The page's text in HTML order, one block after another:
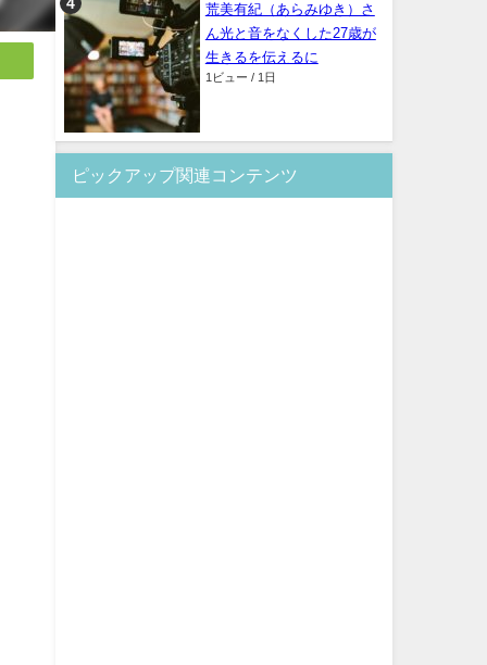
荒美有紀（あらみゆき）さ
ん光と音をなくした27歳が
生きるを伝えるに
1ビュー / 1日
ピックアップ関連コンテンツ